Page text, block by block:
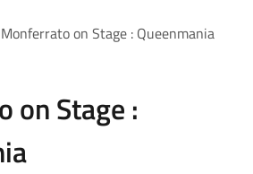
Monferrato on Stage : Queenmania
on Stage :